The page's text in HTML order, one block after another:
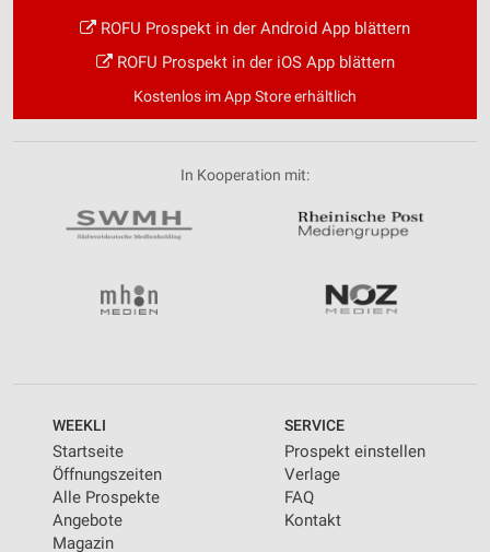
ROFU Prospekt in der Android App blättern
ROFU Prospekt in der iOS App blättern
Kostenlos im App Store erhältlich
In Kooperation mit:
WEEKLI
Startseite
Öffnungszeiten
Alle Prospekte
Angebote
Magazin
SERVICE
Prospekt einstellen
Verlage
FAQ
Kontakt